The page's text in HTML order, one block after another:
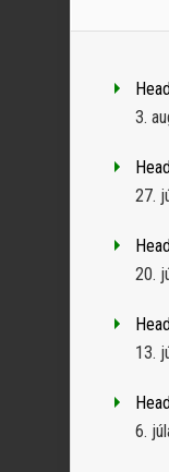
3.
27.
20.
13.
6.